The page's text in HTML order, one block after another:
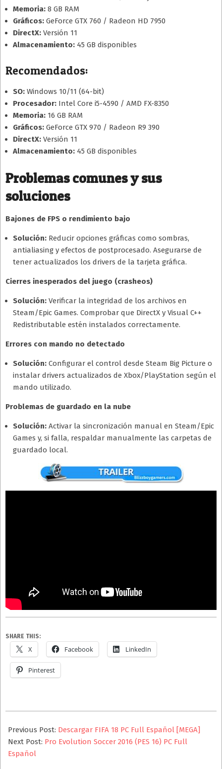
Memoria: 8 GB RAM
Gráficos: GeForce GTX 760 / Radeon HD 7950
DirectX: Versión 11
Almacenamiento: 45 GB disponibles
Recomendados:
SO: Windows 10/11 (64-bit)
Procesador: Intel Core i5-4590 / AMD FX-8350
Memoria: 16 GB RAM
Gráficos: GeForce GTX 970 / Radeon R9 390
DirectX: Versión 11
Almacenamiento: 45 GB disponibles
Problemas comunes y sus
soluciones
Bajones de FPS o rendimiento bajo
Solución: Reducir opciones gráficas como sombras,
antialiasing y efectos de postprocesado. Asegurarse de
tener actualizados los drivers de la tarjeta gráfica.
Cierres inesperados del juego (crasheos)
Solución: Verificar la integridad de los archivos en
Steam/Epic Games. Comprobar que DirectX y Visual C++
Redistributable estén instalados correctamente.
Errores con mando no detectado
Solución: Configurar el control desde Steam Big Picture o
instalar drivers actualizados de Xbox/PlayStation según el
mando utilizado.
Problemas de guardado en la nube
Solución: Activar la sincronización manual en Steam/Epic
Games y, si falla, respaldar manualmente las carpetas de
guardado local.
SHARE THIS:
X Facebook LinkedIn
Pinterest
08-
26
Previous Post: Descargar FIFA 18 PC Full Español [MEGA]
Next Post: Pro Evolution Soccer 2016 (PES 16) PC Full
Español